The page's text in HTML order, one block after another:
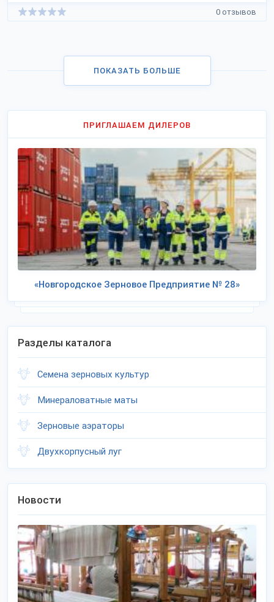
0 отзывов
ПОКАЗАТЬ БОЛЬШЕ
ПРИГЛАШАЕМ ДИЛЕРОВ
«Новгородское Зерновое Предприятие № 28»
Разделы каталога
Семена зерновых культур
Минераловатные маты
Зерновые аэраторы
Двухкорпусный луг
Новости